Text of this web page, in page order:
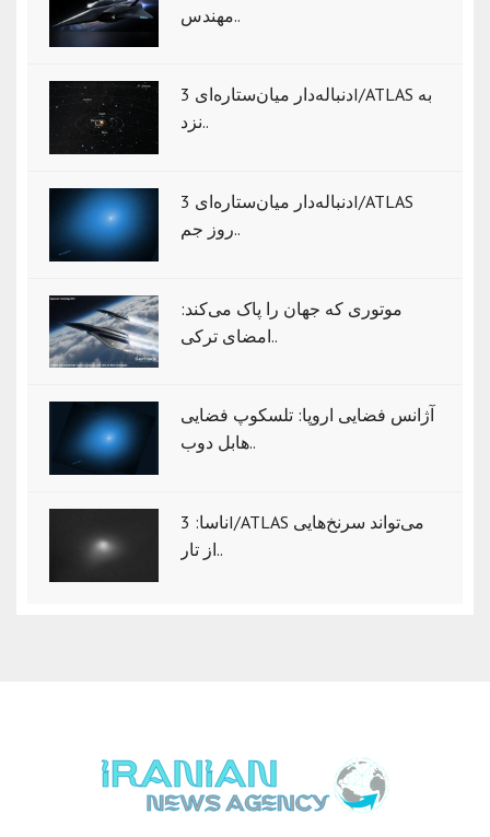
مهندس..
دنباله‌دار میان‌ستاره‌ای 3I/ATLAS به
نزد..
دنباله‌دار میان‌ستاره‌ای 3I/ATLAS
روز جم..
موتوری که جهان را پاک می‌کند:
امضای ترکی..
آژانس فضایی اروپا: تلسکوپ فضایی
هابل دوب..
ناسا: 3I/ATLAS می‌تواند سرنخ‌هایی
از تار..